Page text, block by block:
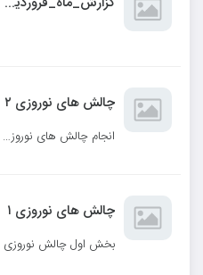
چالش های نوروزی ۲
انجام چالش های نوروزی دختران عزیز پایه ی چهارم
چالش های نوروزی ۱
بخش اول چالش نوروزی